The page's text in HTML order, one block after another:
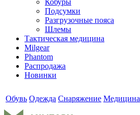
Кобуры
Подсумки
Разгрузочные пояса
Шлемы
Тактическая медицина
Milgear
Phantom
Распродажа
Новинки
Обувь Одежда Снаряжение Медицина